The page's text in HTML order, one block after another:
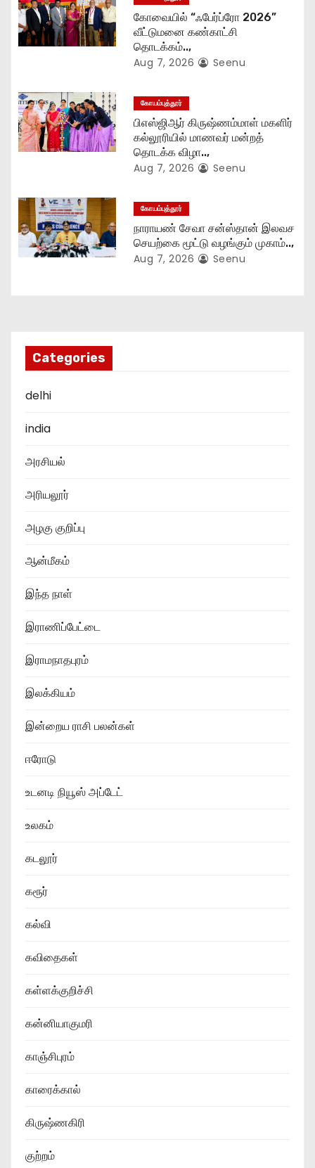
i
o
கோவையில் “ஃபேர்ப்ரோ 2026”
வீட்டுமனை கண்காட்சி
தொடக்கம்..,
Aug 7, 2026 Seenu
கோயம்புத்தூர்
பிஎஸ்ஜிஆர் கிருஷ்ணம்மாள் மகளிர்
கல்லூரியில் மாணவர் மன்றத்
தொடக்க விழா..,
Aug 7, 2026 Seenu
கோயம்புத்தூர்
நாராயண் சேவா சன்ஸ்தான் இலவச
செயற்கை மூட்டு வழங்கும் முகாம்..,
Aug 7, 2026 Seenu
Categories
delhi
india
அரசியல்
அரியலூர்
அழகு குறிப்பு
ஆன்மீகம்
இந்த நாள்
இராணிப்பேட்டை
இராமநாதபுரம்
இலக்கியம்
இன்றைய ராசி பலன்கள்
ஈரோடு
உடனடி நியூஸ் அப்டேட்
உலகம்
கடலூர்
கரூர்
கல்வி
கவிதைகள்
கள்ளக்குறிச்சி
கன்னியாகுமரி
காஞ்சிபுரம்
காரைக்கால்
கிருஷ்ணகிரி
குற்றம்